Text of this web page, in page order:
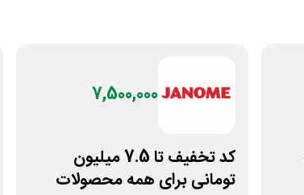
7,500,000
کد تخفیف تا 7.5 میلیون
تومانی برای همه محصولات